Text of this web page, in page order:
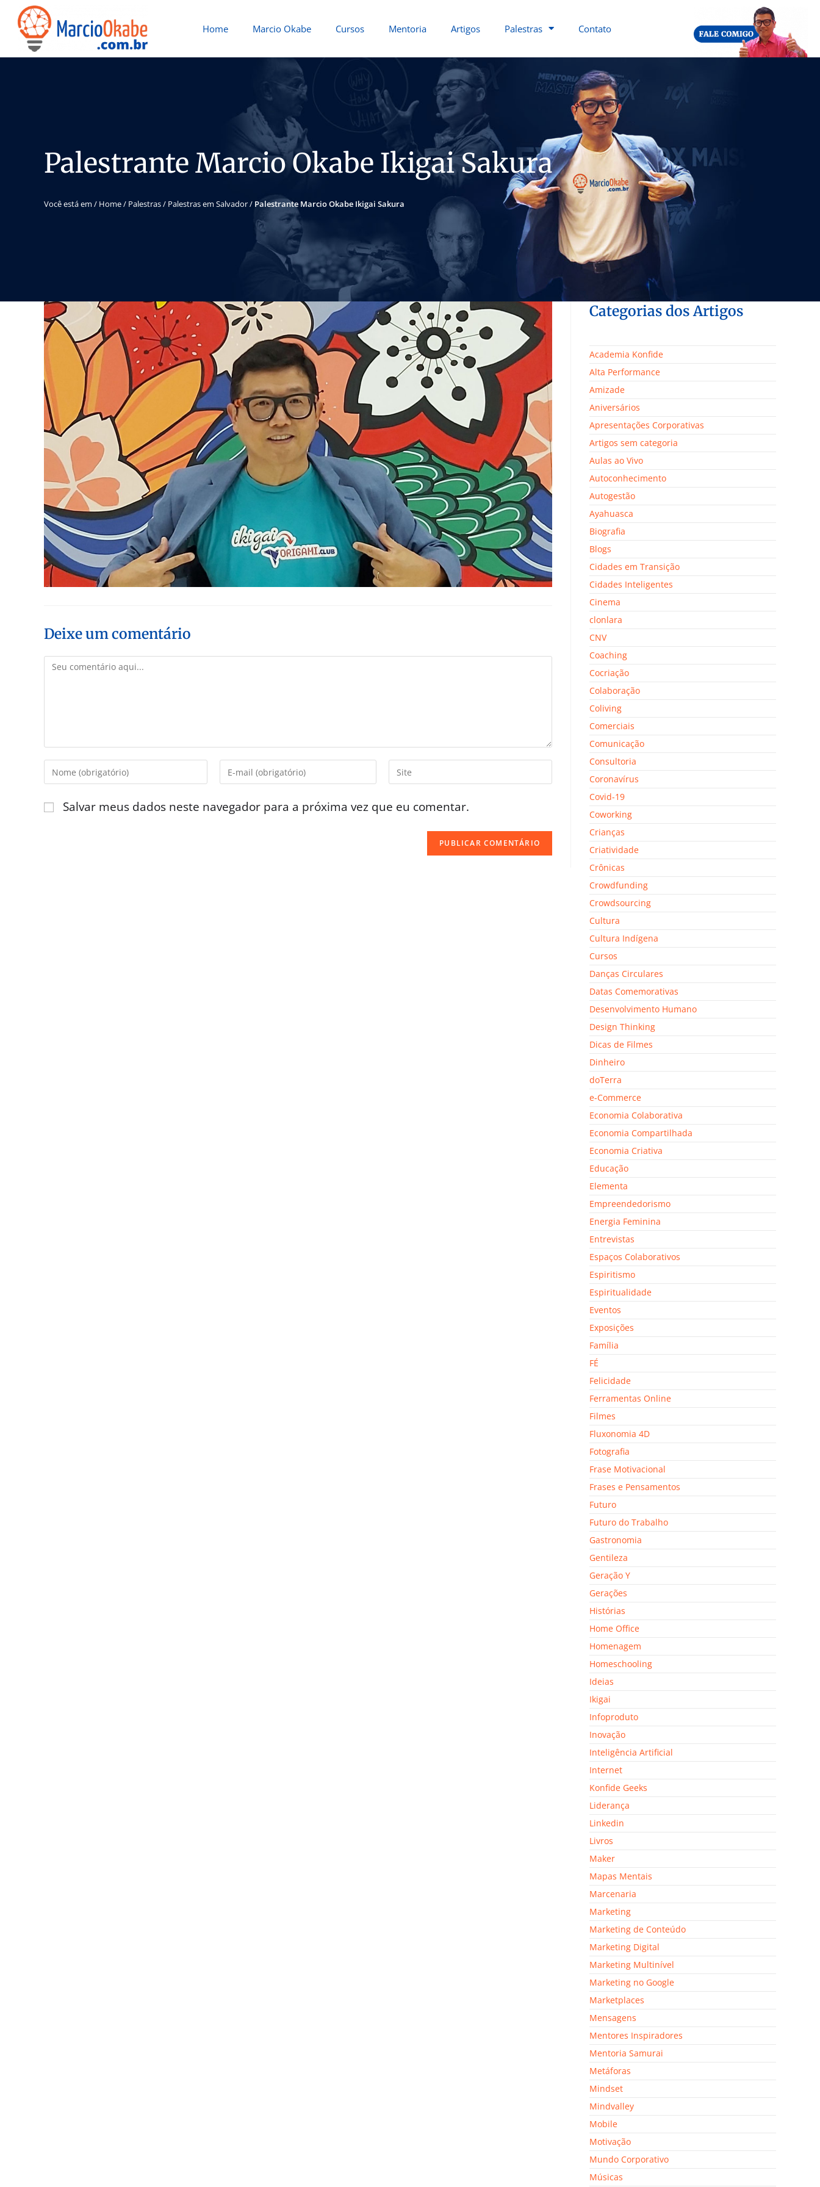
Home Marcio Okabe Cursos Mentoria Artigos Palestras Contato
Palestrante Marcio Okabe Ikigai Sakura
Você está em / Home/ Palestras/ Palestras em Salvador/ Palestrante Marcio Okabe Ikigai Sakura
Deixe um comentário
Salvar meus dados neste navegador para a próxima vez que eu comentar.
Categorias dos Artigos
Academia Konfide
Alta Performance
Amizade
Aniversários
Apresentações Corporativas
Artigos sem categoria
Aulas ao Vivo
Autoconhecimento
Autogestão
Ayahuasca
Biografia
Blogs
Cidades em Transição
Cidades Inteligentes
Cinema
clonlara
CNV
Coaching
Cocriação
Colaboração
Coliving
Comerciais
Comunicação
Consultoria
Coronavírus
Covid-19
Coworking
Crianças
Criatividade
Crônicas
Crowdfunding
Crowdsourcing
Cultura
Cultura Indígena
Cursos
Danças Circulares
Datas Comemorativas
Desenvolvimento Humano
Design Thinking
Dicas de Filmes
Dinheiro
doTerra
e-Commerce
Economia Colaborativa
Economia Compartilhada
Economia Criativa
Educação
Elementa
Empreendedorismo
Energia Feminina
Entrevistas
Espaços Colaborativos
Espiritismo
Espiritualidade
Eventos
Exposições
Família
FÉ
Felicidade
Ferramentas Online
Filmes
Fluxonomia 4D
Fotografia
Frase Motivacional
Frases e Pensamentos
Futuro
Futuro do Trabalho
Gastronomia
Gentileza
Geração Y
Gerações
Histórias
Home Office
Homenagem
Homeschooling
Ideias
Ikigai
Infoproduto
Inovação
Inteligência Artificial
Internet
Konfide Geeks
Liderança
Linkedin
Livros
Maker
Mapas Mentais
Marcenaria
Marketing
Marketing de Conteúdo
Marketing Digital
Marketing Multinível
Marketing no Google
Marketplaces
Mensagens
Mentores Inspiradores
Mentoria Samurai
Metáforas
Mindset
Mindvalley
Mobile
Motivação
Mundo Corporativo
Músicas